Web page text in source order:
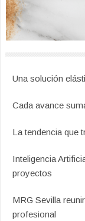
Una solución
Cada avance
La tendencia que
Inteligencia
proyectos
MRG Sevilla
profesional